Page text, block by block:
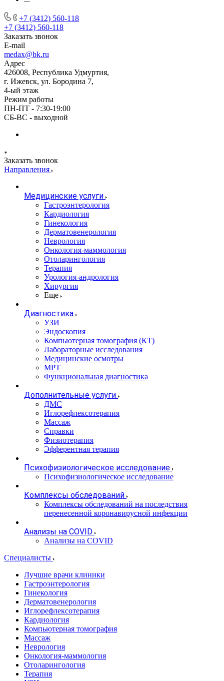
+7 (3412) 560-118
+7 (3412) 560-118
Заказать звонок
E-mail
medax@bk.ru
Адрес
426008, Республика Удмуртия,
г. Ижевск, ул. Бородина 7,
4-ый этаж
Режим работы
ПН-ПТ - 7:30-19:00
СБ-ВС - выходной
Заказать звонок
Направления
Медицинские услуги
Гастроэнтерология
Кардиология
Гинекология
Дерматовенерология
Неврология
Онкология-маммология
Отоларингология
Терапия
Урология-андрология
Хирургия
Еще
Диагностика
УЗИ
Эндоскопия
Компьютерная томография (КТ)
Лабораторные исследования
Медицинские осмотры
МРТ
Функциональная диагностика
Дополнительные услуги
ДМС
Иглорефлексотерапия
Массаж
Справки
Физиотерапия
Эфферентная терапия
Психофизиологическое исследование
Психофизиологическое исследование
Комплексы обследований
Комплексы обследований на последствия
перенесенной коронавирусной инфекции
Анализы на COVID
Анализы на COVID
Специалисты
Лучшие врачи клиники
Гастроэнтерология
Гинекология
Дерматовенерология
Иглорефлексотерапия
Кардиология
Компьютерная томография
Массаж
Неврология
Онкология-маммология
Отоларингология
Терапия